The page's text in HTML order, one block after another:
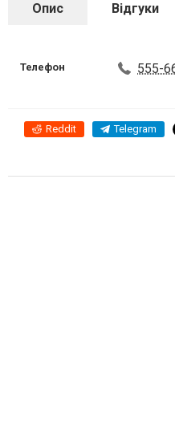
Опис Відгуки
Телефон 555-
Reddit Telegram